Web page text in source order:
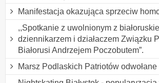
Manifestacja okazująca sprzeciw
,,Spotkanie z uwolnionym z
dziennikarzem i działaczem Związku
Białorusi Andrzejem Poczobutem”.
Marsz Podlaskich Patriotów odwołane